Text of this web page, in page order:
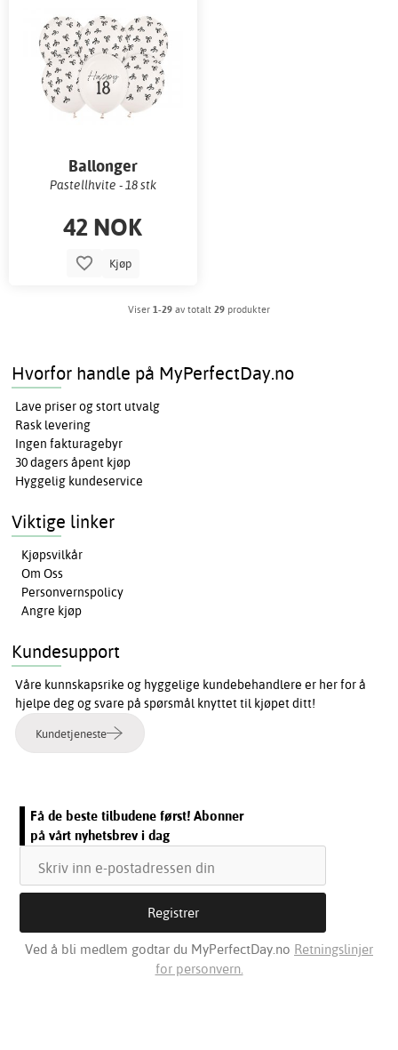
Ballonger
Pastellhvite - 18 stk
42 NOK
Kjøp
Viser 1-29 av totalt 29 produkter
Hvorfor handle på MyPerfectDay.no
Lave priser og stort utvalg
Rask levering
Ingen fakturagebyr
30 dagers åpent kjøp
Hyggelig kundeservice
Viktige linker
Kjøpsvilkår
Om Oss
Personvernspolicy
Angre kjøp
Kundesupport
Våre kunnskapsrike og hyggelige kundebehandlere er her for å
hjelpe deg og svare på spørsmål knyttet til kjøpet ditt!
Kundetjeneste
Få de beste tilbudene først! Abonner
på vårt nyhetsbrev i dag
Ved å bli medlem godtar du MyPerfectDay.no Retningslinjer
for personvern.